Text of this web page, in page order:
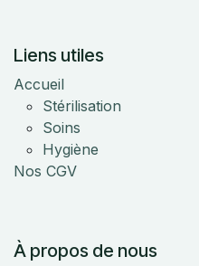
Liens utiles
Accueil
Stérilisation
Soins
Hygiène
Nos CGV
À propos de nous